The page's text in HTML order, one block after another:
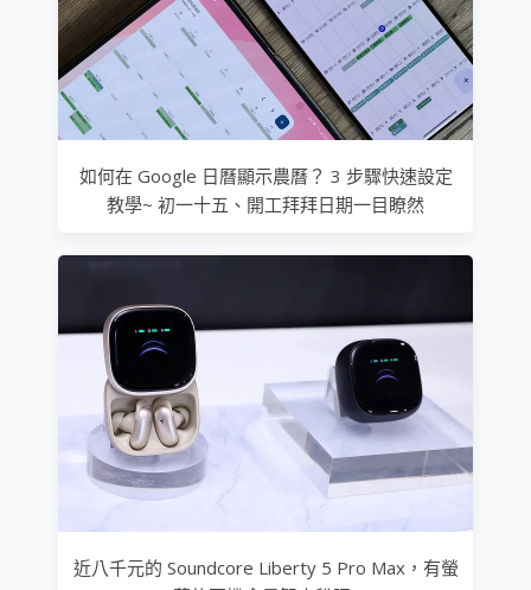
如何在 Google 日曆顯示農曆？ 3 步驟快速設定
教學~ 初一十五、開工拜拜日期一目瞭然
近八千元的 Soundcore Liberty 5 Pro Max，有螢